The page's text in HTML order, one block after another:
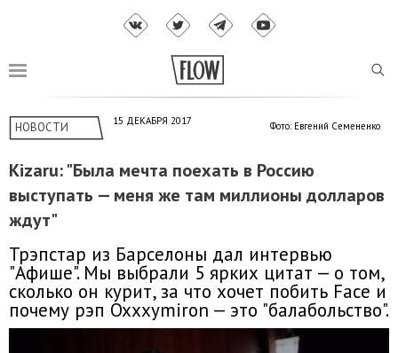
НОВОСТИ 15 ДЕКАБРЯ 2017 Фото: Евгений Семененко
Kizaru: "Была мечта поехать в Россию
выступать — меня же там миллионы долларов
ждут"
Трэпстар из Барселоны дал интервью
"Афише". Мы выбрали 5 ярких цитат — о том,
сколько он курит, за что хочет побить Face и
почему рэп Oxxxymiron — это "балабольство".